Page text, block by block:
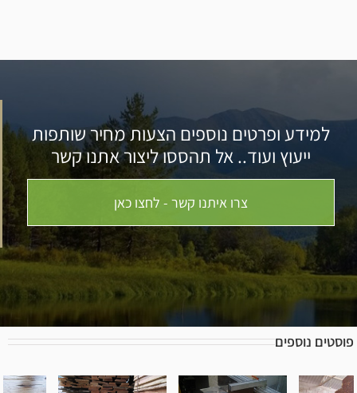
למידע ופרטים נוספים הצעות מחיר שותפות
ייעוץ ועוד.. אל תהססו ליצור אתנו קשר
צרו איתנו קשר - לחצו כאן
פוסטים נוספים